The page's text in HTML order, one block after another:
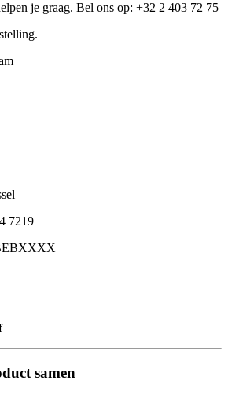
je graag. Bel ons op: +32 2 403 72 75
7219
samen